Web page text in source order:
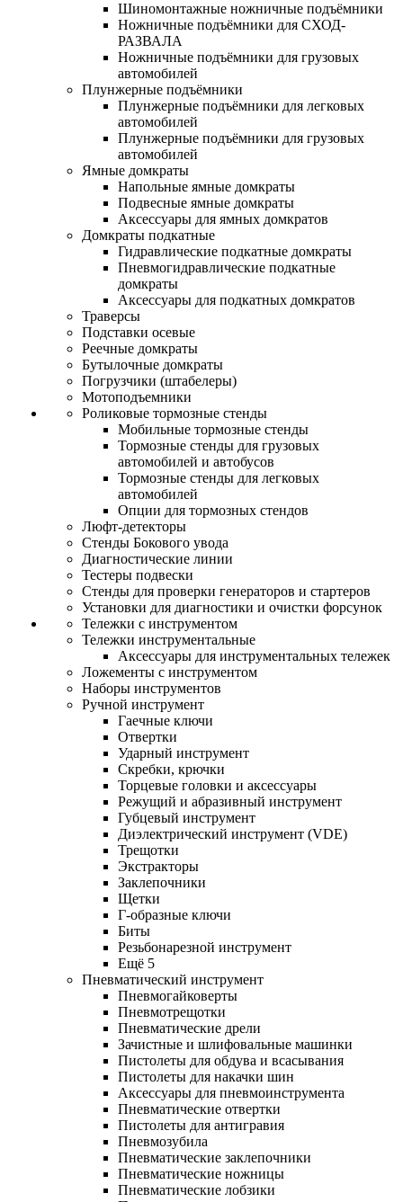
Шиномонтажные ножничные подъёмники
Ножничные подъёмники для СХОД-
РАЗВАЛА
Ножничные подъёмники для грузовых
автомобилей
Плунжерные подъёмники
Плунжерные подъёмники для легковых
автомобилей
Плунжерные подъёмники для грузовых
автомобилей
Ямные домкраты
Напольные ямные домкраты
Подвесные ямные домкраты
Аксессуары для ямных домкратов
Домкраты подкатные
Гидравлические подкатные домкраты
Пневмогидравлические подкатные
домкраты
Аксессуары для подкатных домкратов
Траверсы
Подставки осевые
Реечные домкраты
Бутылочные домкраты
Погрузчики (штабелеры)
Мотоподъемники
Роликовые тормозные стенды
Мобильные тормозные стенды
Тормозные стенды для грузовых
автомобилей и автобусов
Тормозные стенды для легковых
автомобилей
Опции для тормозных стендов
Люфт-детекторы
Стенды Бокового увода
Диагностические линии
Тестеры подвески
Стенды для проверки генераторов и стартеров
Установки для диагностики и очистки форсунок
Тележки с инструментом
Тележки инструментальные
Аксессуары для инструментальных тележек
Ложементы с инструментом
Наборы инструментов
Ручной инструмент
Гаечные ключи
Отвертки
Ударный инструмент
Скребки, крючки
Торцевые головки и аксессуары
Режущий и абразивный инструмент
Губцевый инструмент
Диэлектрический инструмент (VDE)
Трещотки
Экстракторы
Заклепочники
Щетки
Г-образные ключи
Биты
Резьбонарезной инструмент
Ещё 5
Пневматический инструмент
Пневмогайковерты
Пневмотрещотки
Пневматические дрели
Зачистные и шлифовальные машинки
Пистолеты для обдува и всасывания
Пистолеты для накачки шин
Аксессуары для пневмоинструмента
Пневматические отвертки
Пистолеты для антигравия
Пневмозубила
Пневматические заклепочники
Пневматические ножницы
Пневматические лобзики